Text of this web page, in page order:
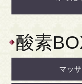
酸素
マッ